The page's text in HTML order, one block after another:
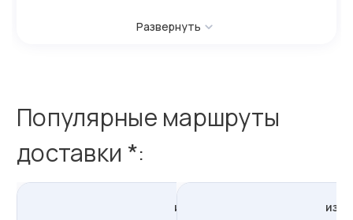
Развернуть
Популярные маршруты
доставки *:
из из